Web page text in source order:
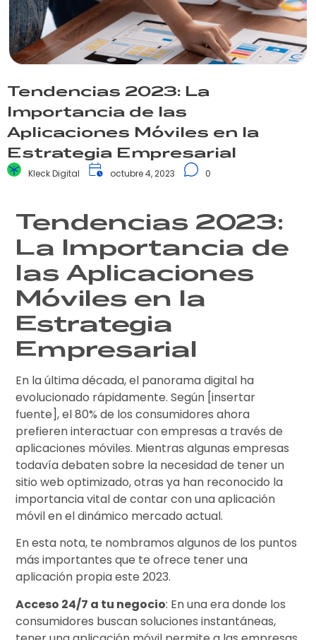
Tendencias 2023: La
Importancia de las
Aplicaciones Móviles en la
Estrategia Empresarial
Kleck Digital octubre 4, 2023 0
Tendencias 2023:
La Importancia de
las Aplicaciones
Móviles en la
Estrategia
Empresarial
En la última década, el panorama digital ha
evolucionado rápidamente. Según [insertar
fuente], el 80% de los consumidores ahora
prefieren interactuar con empresas a través de
aplicaciones móviles. Mientras algunas empresas
todavía debaten sobre la necesidad de tener un
sitio web optimizado, otras ya han reconocido la
importancia vital de contar con una aplicación
móvil en el dinámico mercado actual.
En esta nota, te nombramos algunos de los puntos
más importantes que te ofrece tener una
aplicación propia este 2023.
Acceso 24/7 a tu negocio: En una era donde los
consumidores buscan soluciones instantáneas,